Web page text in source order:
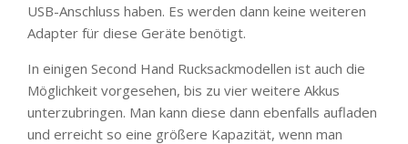
USB-Anschluss haben. Es werden dann keine weiteren
Adapter für diese Geräte benötigt.
In einigen Second Hand Rucksackmodellen ist auch die
Möglichkeit vorgesehen, bis zu vier weitere Akkus
unterzubringen. Man kann diese dann ebenfalls aufladen
und erreicht so eine größere Kapazität, wenn man